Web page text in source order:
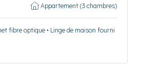
Appartement (3 chambres)
fibre optique • Linge de maison fourni